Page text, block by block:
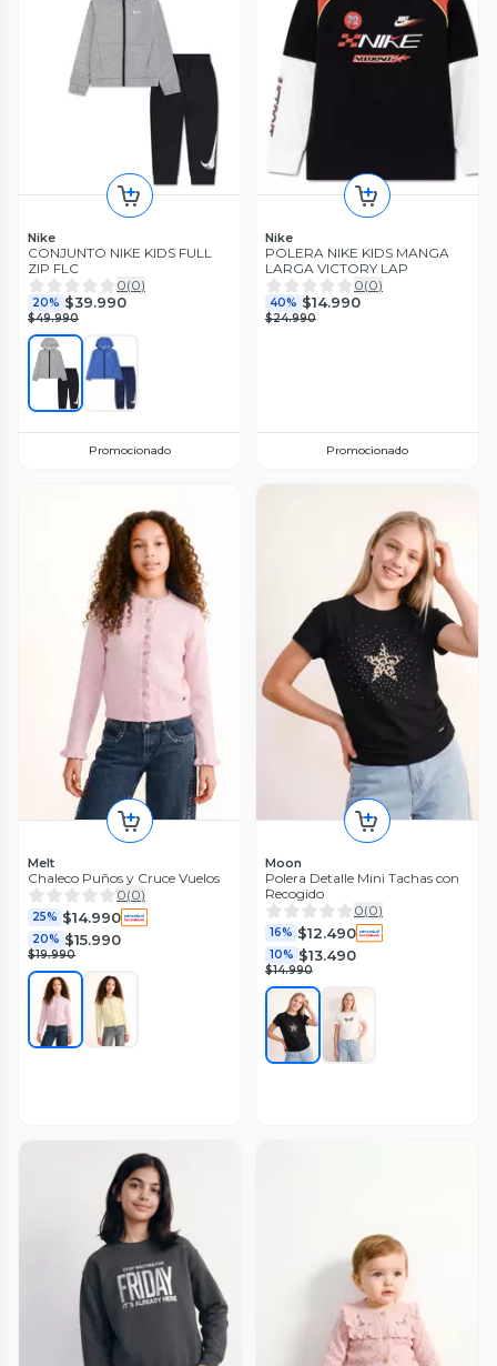
Nike
CONJUNTO NIKE KIDS FULL
ZIP FLC
0(0)
20% $39.990
$49.990
Promocionado
Nike
POLERA NIKE KIDS MANGA
LARGA VICTORY LAP
0(0)
40% $14.990
$24.990
Promocionado
Melt
Chaleco Puños y Cruce Vuelos
0(0)
25% $14.990
20% $15.990
$19.990
Moon
Polera Detalle Mini Tachas con
Recogido
0(0)
16% $12.490
10% $13.490
$14.990